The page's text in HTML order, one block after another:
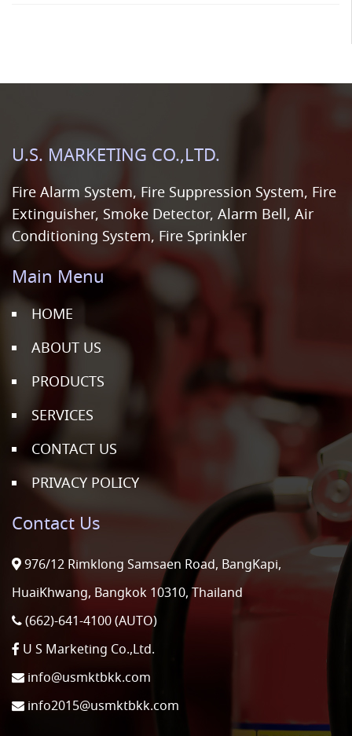
U.S. MARKETING CO.,LTD.
Fire Alarm System, Fire Suppression System, Fire
Extinguisher, Smoke Detector, Alarm Bell, Air
Conditioning System, Fire Sprinkler
Main Menu
HOME
ABOUT US
PRODUCTS
SERVICES
CONTACT US
PRIVACY POLICY
Contact Us
976/12 Rimklong Samsaen Road, BangKapi,
HuaiKhwang, Bangkok 10310, Thailand
(662)-641-4100 (AUTO)
U S Marketing Co.,Ltd.
info@usmktbkk.com
info2015@usmktbkk.com